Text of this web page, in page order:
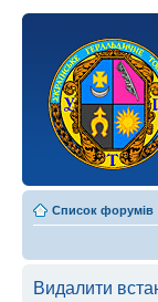
Список форумів
Видалити